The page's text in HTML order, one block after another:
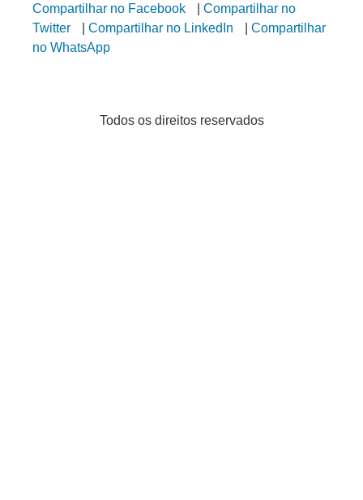
Compartilhar no Facebook
Compartilhar no
Twitter
Compartilhar no LinkedIn
Compartilhar
no WhatsApp
Todos os direitos reservados